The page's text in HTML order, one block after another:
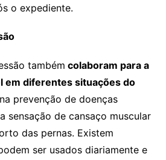
o expediente.
também colaboram para a
em diferentes situações do
prevenção de doenças
sensação de cansaço muscular
das pernas. Existem
ser usados diariamente e